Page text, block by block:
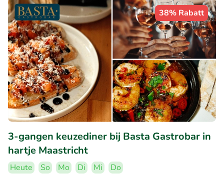
38% Rabatt
3-gangen keuzediner bij Basta Gastrobar in
hartje Maastricht
Heute So Mo Di Mi
Do